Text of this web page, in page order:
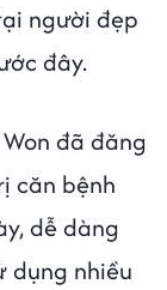
người đẹp
đây.
đã đăng
căn bệnh
dễ dàng
dụng nhiều